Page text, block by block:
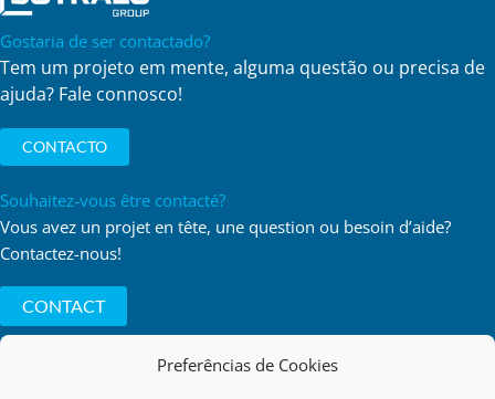
Preferências de Cookies
Gostaria de ser contactado?
Tem um projeto em mente, alguma questão ou precisa de
ajuda? Fale connosco!
CONTACTO
Souhaitez-vous être contacté?
Vous avez un projet en tête, une question ou besoin d’aide?
Contactez-nous!
CONTACT